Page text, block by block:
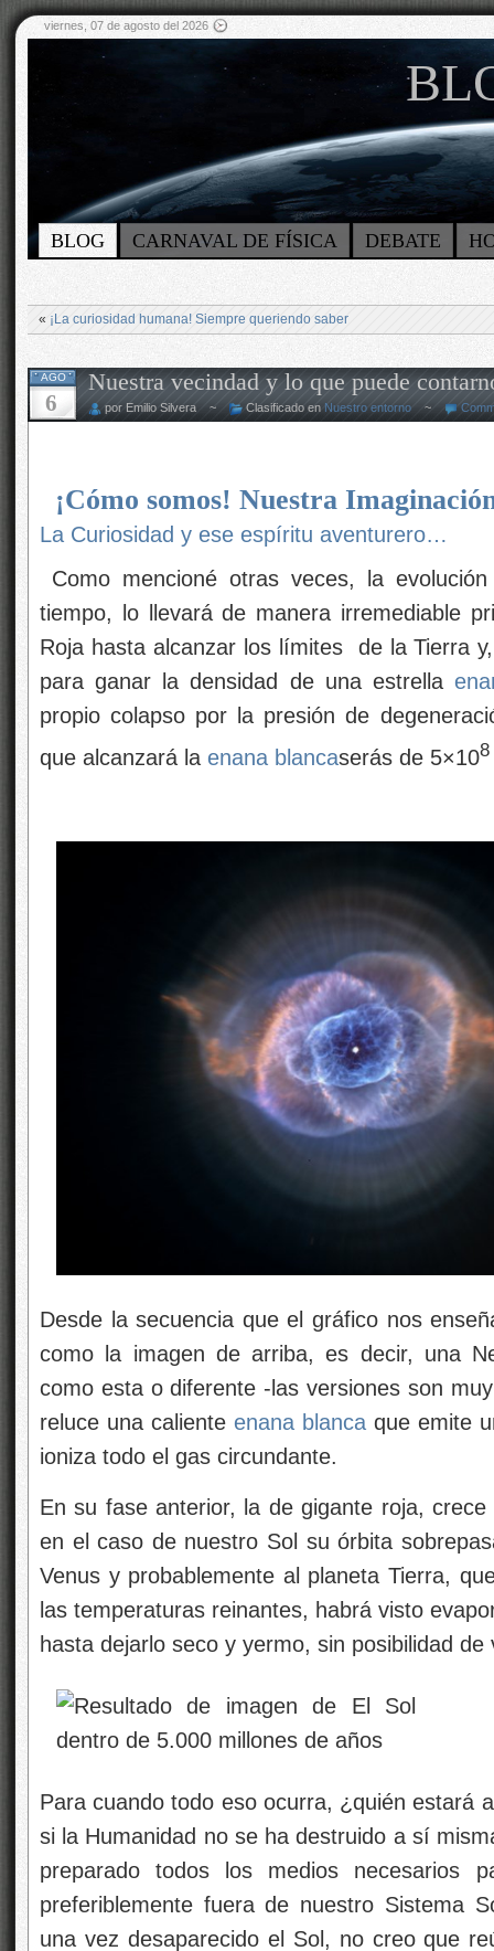
viernes, 07 de agosto del 2026
BLOG CARNAVAL DE FÍSICA DEBATE
« ¡La curiosidad humana! Siempre queriendo saber
AGO
6
Nuestra vecindad y lo que puede
por Emilio Silvera ~ Clasificado en Nuestro entorno ~
¡Cómo somos! Nuestra
La Curiosidad y ese espíritu aventurero…
Como mencioné otras veces, la
tiempo, lo llevará de manera irremediable
Roja hasta alcanzar los límites de la Tierra
para ganar la densidad de una estrella
propio colapso por la presión de
que alcanzará la enana blancaserás de 5×108
Desde la secuencia que el gráfico nos
como la imagen de arriba, es decir, una
como esta o diferente -las versiones son
reluce una caliente enana blanca que emite
ioniza todo el gas circundante.
En su fase anterior, la de gigante roja,
en el caso de nuestro Sol su órbita
Venus y probablemente al planeta Tierra,
las temperaturas reinantes, habrá visto
hasta dejarlo seco y yermo, sin posibilidad de
Para cuando todo eso ocurra, ¿quién estará
si la Humanidad no se ha destruido a sí
preparado todos los medios necesarios
preferiblemente fuera de nuestro Sistema
una vez desaparecido el Sol, no creo que